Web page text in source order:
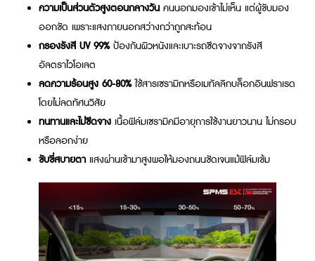
ความเป็นส่วนตัวสูงตอนกลางวันคนนอกมองเข้าไม่เห็น แต่ผู้ขับมอง
ออกชัด เพราะแสงภายนอกสว่างกว่าถูกสะท้อน
กรองรังสี UV 99%ป้องกันผิวหนังและเบาะรถซีดจางจากรังสี
อัลตราไวโอเลต
ลดความร้อนสูง 60-80%ใช้สารเซรามิกหรือเมทัลลิกบล็อกอินฟราเรด
โดยไม่ลดทัศนวิสัย
ทนทานและไม่ซีดจาง เนื้อฟิล์มเซรามิคมีอายุการใช้งานยาวนาน ไม่กรอบ
หรือลอกง่าย
ขับขี่สบายตาแสงผ่านเข้ามาสูงพอให้มองถนนชัดเจนแม้ฟิล์มเข้ม